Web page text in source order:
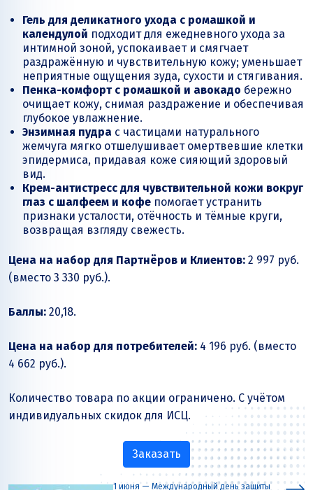
Гель для деликатного ухода с ромашкой и
календулой подходит для ежедневного ухода за
интимной зоной, успокаивает и смягчает
раздражённую и чувствительную кожу; уменьшает
неприятные ощущения зуда, сухости и стягивания.
Пенка-комфорт с ромашкой и авокадо бережно
очищает кожу, снимая раздражение и обеспечивая
глубокое увлажнение.
Энзимная пудра с частицами натурального
жемчуга мягко отшелушивает омертвевшие клетки
эпидермиса, придавая коже сияющий здоровый
вид.
Крем-антистресс для чувствительной кожи вокруг
глаз с шалфеем и кофе помогает устранить
признаки усталости, отёчность и тёмные круги,
возвращая взгляду свежесть.
Цена на набор для Партнёров и Клиентов: 2 997 руб.
(вместо 3 330 руб.).
Баллы: 20,18.
Цена на набор для потребителей: 4 196 руб. (вместо
4 662 руб.).
Количество товара по акции ограничено. С учётом
индивидуальных скидок для ИСЦ.
Заказать
1 июня — Международный день защиты